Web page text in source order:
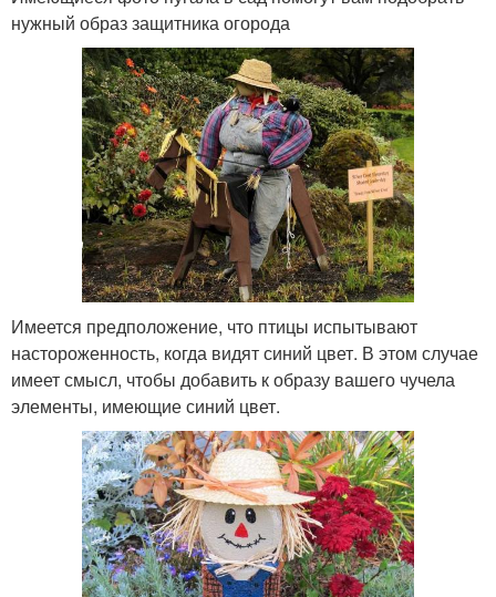
нужный образ защитника огорода
Имеется предположение, что птицы испытывают
настороженность, когда видят синий цвет. В этом случае
имеет смысл, чтобы добавить к образу вашего чучела
элементы, имеющие синий цвет.